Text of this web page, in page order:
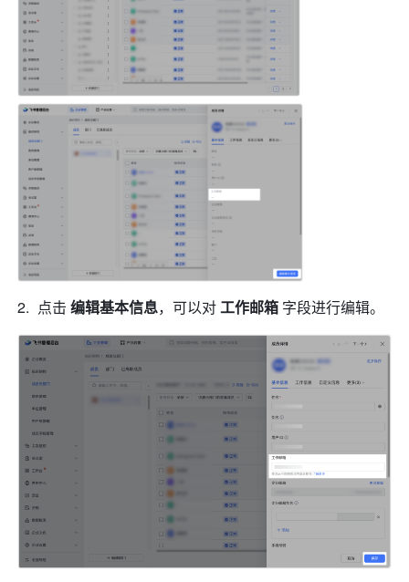
点击 编辑基本信息，可以对 工作邮箱 字段进行编辑。